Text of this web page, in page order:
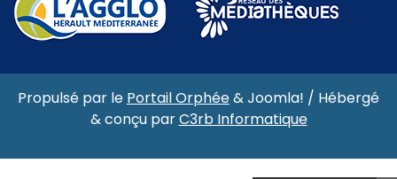
Propulsé par le Portail Orphée&Joomla! / Hébergé
& conçu parC3rb Informatique